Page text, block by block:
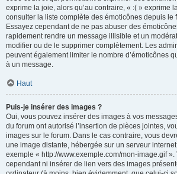
exprime la joie, alors qu’au contraire, « :( » exprime
consulter la liste complète des émoticônes depuis le
Essayez cependant de ne pas abuser des
rapidement rendre un message illisible et un
modifier ou de le supprimer complètement. Les
peuvent également limiter le nombre d’émoticônes
à un message.
Haut
Puis-je insérer des images ?
Oui, vous pouvez insérer des images à vos
du forum ont autorisé l’insertion de pièces jointes,
images sur le forum. Dans le cas contraire, vous
une image distante, hébergée sur un serveur
exemple « http://www.exemple.com/mon-image.gif ».
cependant ni insérer de lien vers des images